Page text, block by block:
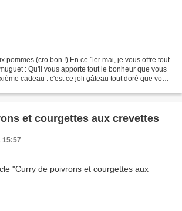
pommes (cro bon !) En ce 1er mai, je vous offre tout
: Qu'il vous apporte tout le bonheur que vous
cadeau : c'est ce joli gâteau tout doré que vous
et courgettes aux crevettes
15:57